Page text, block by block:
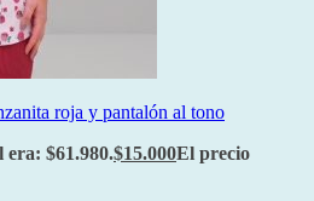
roja y pantalón al tono
$61.980.$15.000El precio